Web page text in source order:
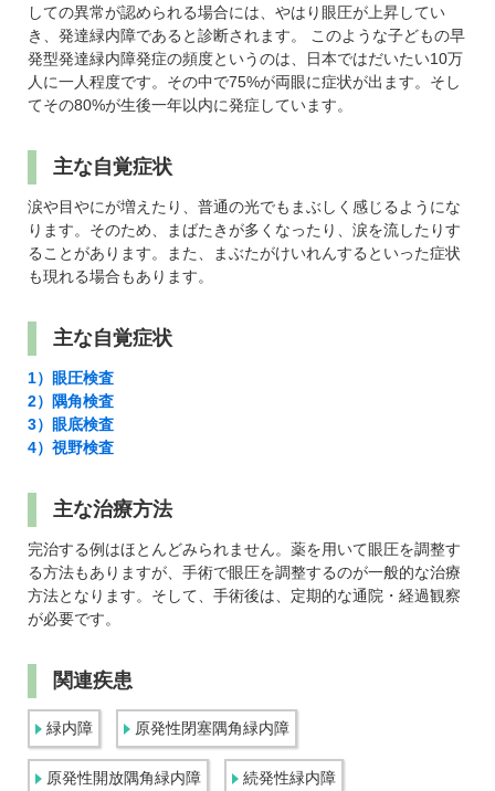
しての異常が認められる場合には、やはり眼圧が上昇してい
き、発達緑内障であると診断されます。 このような子どもの早
発型発達緑内障発症の頻度というのは、日本ではだいたい10万
人に一人程度です。その中で75%が両眼に症状が出ます。そし
てその80%が生後一年以内に発症しています。
主な自覚症状
涙や目やにが増えたり、普通の光でもまぶしく感じるようにな
ります。そのため、まばたきが多くなったり、涙を流したりす
ることがあります。また、まぶたがけいれんするといった症状
も現れる場合もあります。
主な自覚症状
1）眼圧検査
2）隅角検査
3）眼底検査
4）視野検査
主な治療方法
完治する例はほとんどみられません。薬を用いて眼圧を調整す
る方法もありますが、手術で眼圧を調整するのが一般的な治療
方法となります。そして、手術後は、定期的な通院・経過観察
が必要です。
関連疾患
緑内障 原発性閉塞隅角緑内障
原発性開放隅角緑内障 続発性緑内障